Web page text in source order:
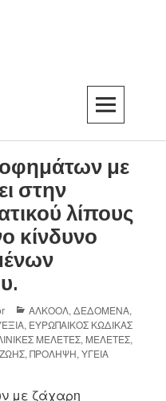
με
στην
λίπους
κίνδυνο
ΑΛΚΟΟΛ,ΔΕΔΟΜΕΝΑ,
, ΕΥΡΩΠΑΙΚΟΣ ΚΩΔΙΚΑΣ
ΜΕΛΕΤΕΣ, ΜΕΛΕΤΕΣ,
,ΠΡΟΛΗΨΗ,ΥΓΕΙΑ
με ζάχαρη